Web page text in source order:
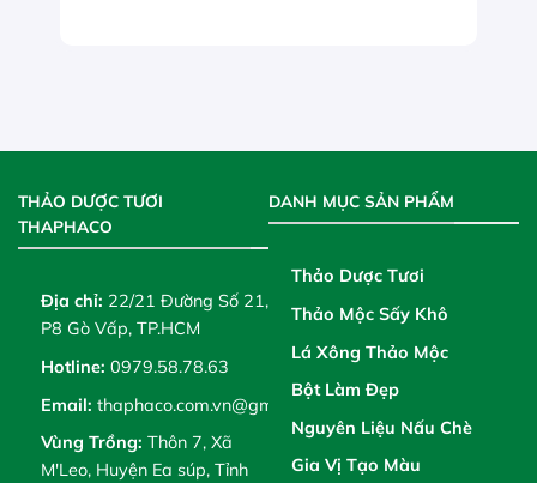
THẢO DƯỢC TƯƠI
THAPHACO
Địa chỉ: 22/21 Đường Số 21,
P8 Gò Vấp, TP.HCM
Hotline: 0979.58.78.63
Email: thaphaco.com.vn@gmail.com
Vùng Trồng: Thôn 7, Xã
M'Leo, Huyện Ea súp, Tỉnh
DANH MỤC SẢN PHẨM
Thảo Dược Tươi
Thảo Mộc Sấy Khô
Lá Xông Thảo Mộc
Bột Làm Đẹp
Nguyên Liệu Nấu Chè
Gia Vị Tạo Màu